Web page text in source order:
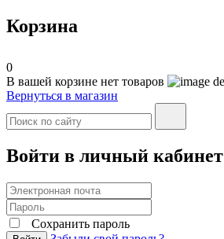
Корзина
0
В вашей корзине нет товаров
Вернуться в магазин
Войти в личный кабинет
Сохранить пароль